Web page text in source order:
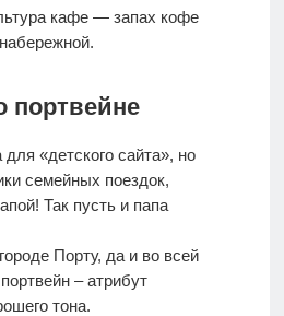
кафе — запах кофе
портвейне
«детского сайта», но
семейных поездок,
Так пусть и папа
Порту, да и во всей
– атрибут
тона.